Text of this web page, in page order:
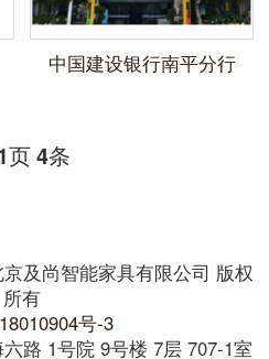
中国建设银行南平分行
页4条
及尚智能家具有限公司 版权
所有
号-3
路 1号院 9号楼 7层 707-1室